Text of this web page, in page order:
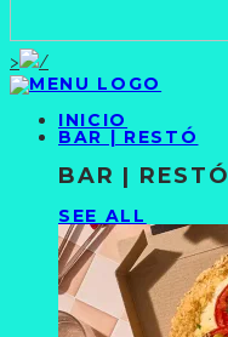
>
INICIO
BAR | RESTÓ
BAR | RESTÓ
SEE ALL